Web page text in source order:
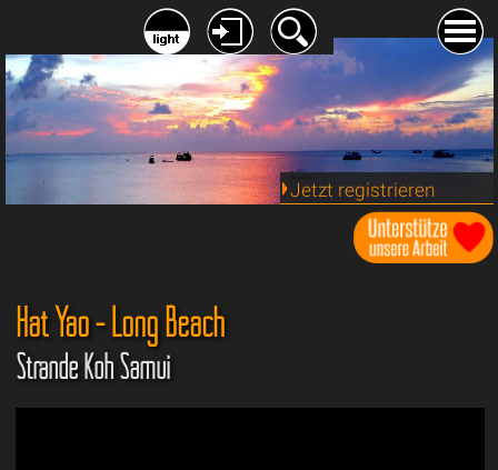
Jetzt registrieren
Hat Yao - Long Beach
Strände Koh Samui